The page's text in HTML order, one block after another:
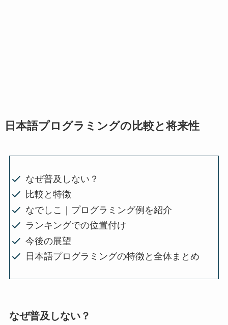
日本語プログラミングの比較と将来性
なぜ普及しない？
比較と特徴
なでしこ｜プログラミング例を紹介
ランキングでの位置付け
今後の展望
日本語プログラミングの特徴と全体まとめ
なぜ普及しない？